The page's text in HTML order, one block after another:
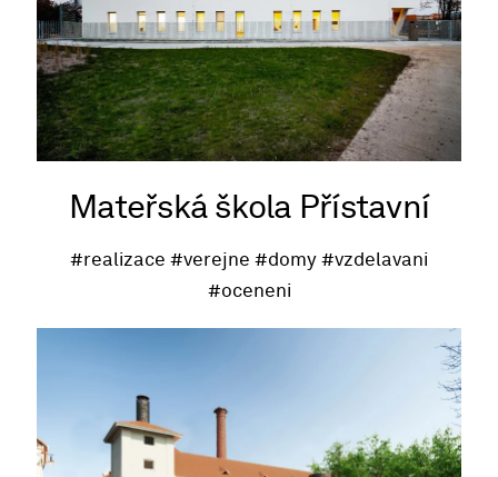
Mateřská škola Přístavní
#realizace #verejne #domy #vzdelavani
#oceneni